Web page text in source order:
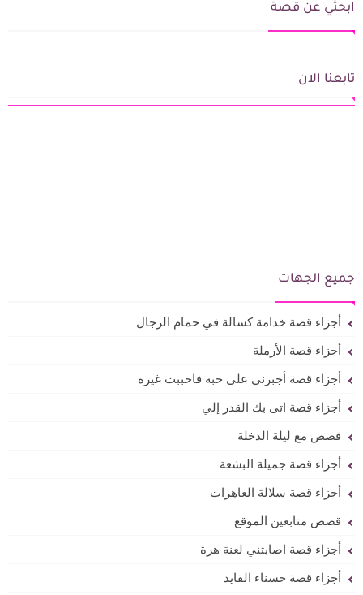
ابحثي عن قصة
تابعنا الان
جميع الجهات
أجزاء قصة خدامة كسالة في حمام الرجال
أجزاء قصة الأرملة
أجزاء قصة أجبرني على حبه فاحببت غيره
أجزاء قصة اتى بك القدر إلي
قصص مع ليلة الدخلة
أجزاء قصة جميلة البشعة
أجزاء قصة سلالة العاهرات
قصص متابعين الموقع
أجزاء قصة اصابتني لعنة هرة
أجزاء قصة حسناء القايد